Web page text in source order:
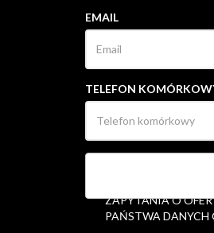
EMAIL
TELEFON
OSOBOWYCH W
ZAPYTANIA O
PAŃSTWA